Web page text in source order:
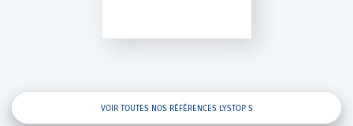
VOIR TOUTES NOS RÉFÉRENCES LYSTOP S